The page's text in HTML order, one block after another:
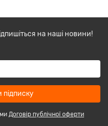
на наші новини!
Договір публічної оферти